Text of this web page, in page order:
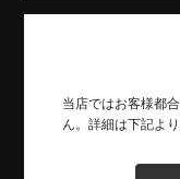
当店ではお客様都
ん。詳細は下記よ